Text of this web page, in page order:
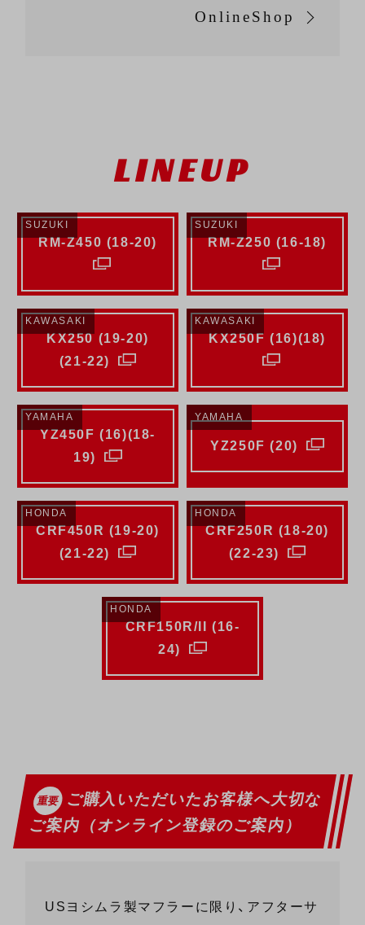
OnlineShop
LINEUP
SUZUKI
RM-Z450 (18-20)
SUZUKI
RM-Z250 (16-18)
KAWASAKI
KX250 (19-20)
(21-22)
KAWASAKI
KX250F (16)(18)
YAMAHA
YZ450F (16)(18-
19)
YAMAHA
YZ250F (20)
HONDA
CRF450R (19-20)
(21-22)
HONDA
CRF250R (18-20)
(22-23)
HONDA
CRF150R/II (16-
24)
重要 ご購入いただいたお客様へ大切な
ご案内（オンライン登録のご案内）
USヨシムラ製マフラーに限り、アフターサ